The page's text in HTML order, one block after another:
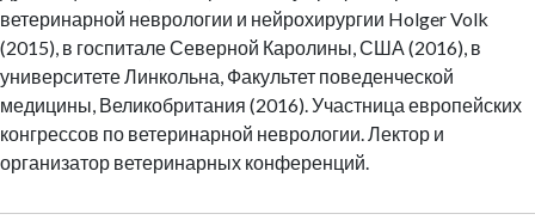
ветеринарной неврологии и нейрохирургии Holger Volk
(2015), в госпитале Северной Каролины, США (2016), в
университете Линкольна, Факультет поведенческой
медицины, Великобритания (2016). Участница европейских
конгрессов по ветеринарной неврологии. Лектор и
организатор ветеринарных конференций.